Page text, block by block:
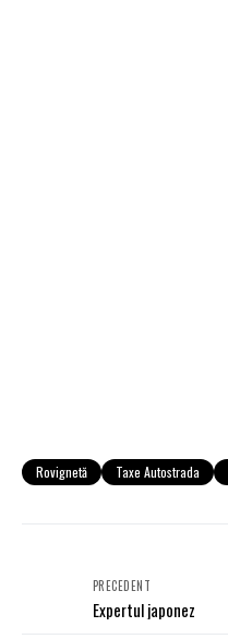
Rovignetă Taxe Autostrada
PRECEDENT
Expertul japonez